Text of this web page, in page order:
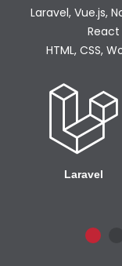
Laravel, Vue.js,
React
HTML, CSS,
Laravel